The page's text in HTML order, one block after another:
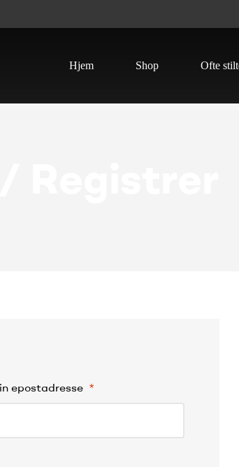
Hjem Shop Ofte
epostadresse *